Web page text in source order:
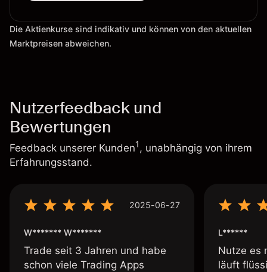
Die Aktienkurse sind indikativ und können von den aktuellen
Marktpreisen abweichen.
Nutzerfeedback und
Bewertungen
Feedback unserer Kunden1, unabhängig von ihrem
Erfahrungsstand.
2025-06-27
W******* W*******
Trade seit 3 Jahren und habe
schon viele Trading Apps
L******
Nutze es
läuft